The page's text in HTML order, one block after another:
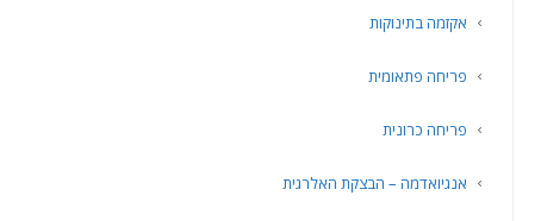
אקזמה בתינוקות
פריחה פתאומית
פריחה כרונית
אנגיואדמה – הבצקת האלרגית